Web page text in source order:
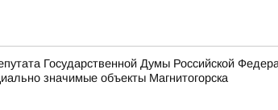
Государственной Думы Российской
значимые объекты Магнитогорска